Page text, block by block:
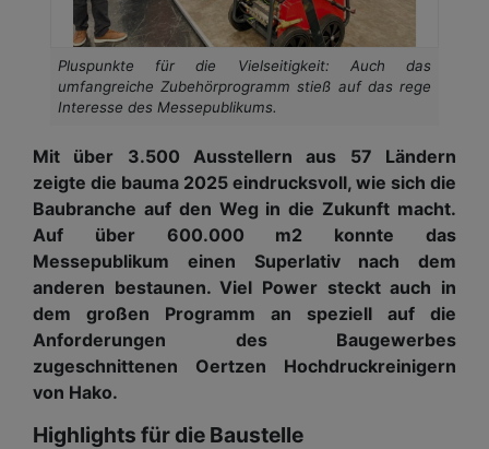
Pluspunkte für die Vielseitigkeit: Auch das
umfangreiche Zubehörprogramm stieß auf das rege
Interesse des Messepublikums.
Mit über 3.500 Ausstellern aus 57 Ländern
zeigte die bauma 2025 eindrucksvoll, wie sich die
Baubranche auf den Weg in die Zukunft macht.
Auf über 600.000 m2 konnte das
Messepublikum einen Superlativ nach dem
anderen bestaunen. Viel Power steckt auch in
dem großen Programm an speziell auf die
Anforderungen des Baugewerbes
zugeschnittenen Oertzen Hochdruckreinigern
von Hako.
Highlights für die Baustelle